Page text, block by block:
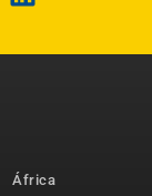
África